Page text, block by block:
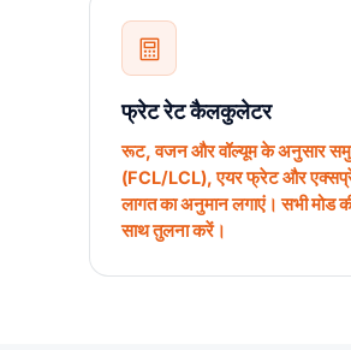
फ्रेट रेट कैलकुलेटर
रूट, वजन और वॉल्यूम के अनुसार
(FCL/LCL), एयर फ्रेट और
लागत का अनुमान लगाएं। सभी मोड
साथ तुलना करें।